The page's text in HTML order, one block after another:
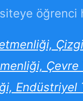
öğrenci
Çevre
Endüstriyel